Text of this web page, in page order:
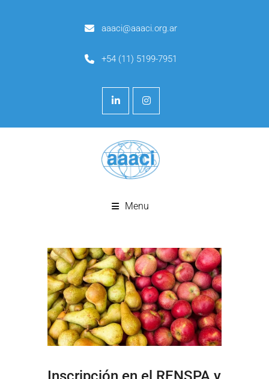
aaaci@aaaci.org.ar
+54 (11) 5199-7951
Menu